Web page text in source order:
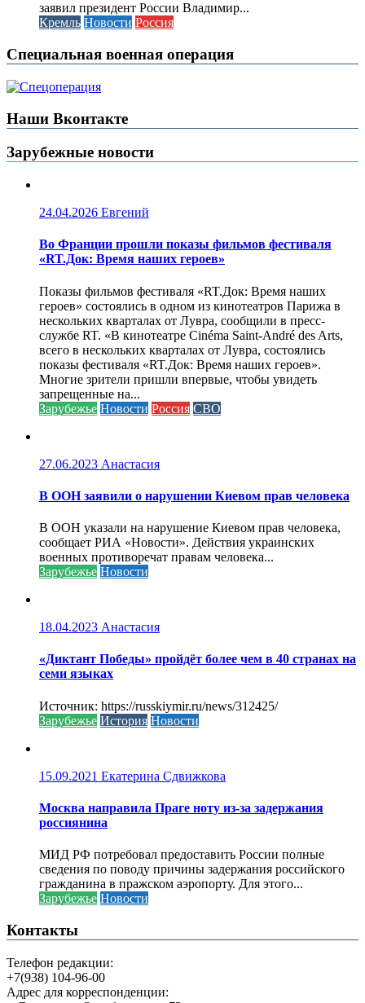
заявил президент России Владимир...
Кремль Новости Россия
Специальная военная операция
Наши Вконтакте
Зарубежные новости
24.04.2026 Евгений
Во Франции прошли показы фильмов фестиваля
«RT.Док: Время наших героев»
Показы фильмов фестиваля «RT.Док: Время наших
героев» состоялись в одном из кинотеатров Парижа в
нескольких кварталах от Лувра, сообщили в пресс-
службе RT. «В кинотеатре Cinéma Saint-André des Arts,
всего в нескольких кварталах от Лувра, состоялись
показы фестиваля «RT.Док: Время наших героев».
Многие зрители пришли впервые, чтобы увидеть
запрещенные на...
Зарубежье Новости Россия СВО
27.06.2023 Анастасия
В ООН заявили о нарушении Киевом прав человека
В ООН указали на нарушение Киевом прав человека,
сообщает РИА «Новости». Действия украинских
военных противоречат правам человека...
Зарубежье Новости
18.04.2023 Анастасия
«Диктант Победы» пройдёт более чем в 40 странах на
семи языках
Источник: https://russkiymir.ru/news/312425/
Зарубежье История Новости
15.09.2021 Екатерина Сдвижкова
Москва направила Праге ноту из-за задержания
россиянина
МИД РФ потребовал предоставить России полные
сведения по поводу причины задержания российского
гражданина в пражском аэропорту. Для этого...
Зарубежье Новости
Контакты
Телефон редакции:
+7(938) 104-96-00
Адрес для корреспонденции: